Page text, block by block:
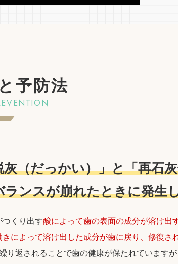
予防法
灰（だっかい）」と「再石
ランスが崩れたときに発生
つくり出す酸によって歯の表面の成分が溶け出
きによって溶け出した成分が歯に戻り、修復さ
り返されることで歯の健康が保たれていますが